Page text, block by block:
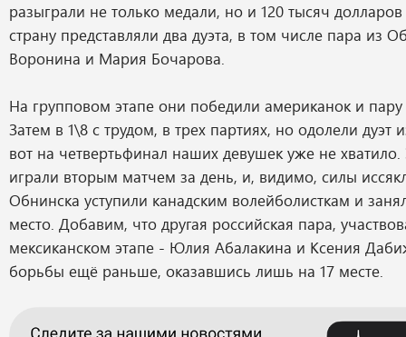
разыграли не только медали, но и 120 тысяч
страну представляли два дуэта, в том числе пара из
Воронина и Мария Бочарова.
На групповом этапе они победили американок и пару
Затем в 1\8 с трудом, в трех партиях, но одолели дуэт
вот на четвертьфинал наших девушек уже не хватило.
играли вторым матчем за день, и, видимо, силы
Обнинска уступили канадским волейболисткам и
место. Добавим, что другая российская пара,
мексиканском этапе - Юлия Абалакина и Ксения
борьбы ещё раньше, оказавшись лишь на 17 месте.